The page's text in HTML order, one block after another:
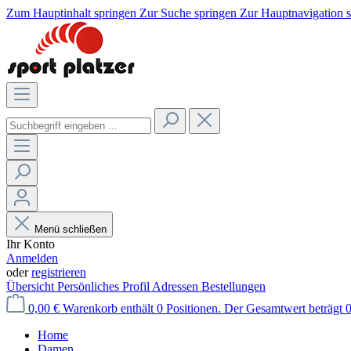
Zum Hauptinhalt springen Zur Suche springen Zur Hauptnavigation
Menü schließen
Ihr Konto
Anmelden
oderregistrieren
Übersicht Persönliches Profil Adressen Bestellungen
0,00 € Warenkorb enthält 0 Positionen. Der Gesamtwert beträgt
Home